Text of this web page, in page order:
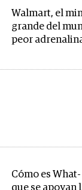
Walmart, el
grande del
peor
Cómo es